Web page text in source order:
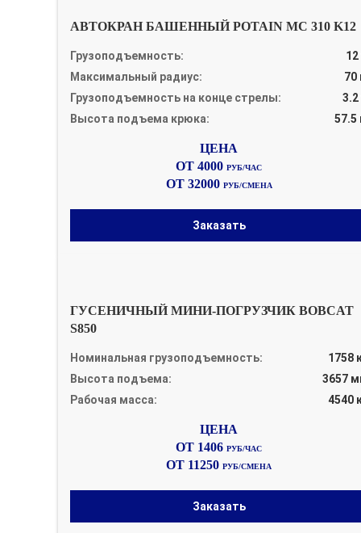
АВТОКРАН БАШЕННЫЙ POTAIN MC 310 K12
Грузоподъемность:
12
Максимальный радиус:
70
Грузоподъемность на конце стрелы:
3.2
Высота подъема крюка:
57.5
ОТ 4000РУБ/ЧАС
ОТ 32000 РУБ/СМЕНА
Заказать
ГУСЕНИЧНЫЙ МИНИ-ПОГРУЗЧИК BOBCAT
S850
Номинальная грузоподъемность:
1758
Высота подъема:
3657
Рабочая масса:
4540
ОТ 1406РУБ/ЧАС
ОТ 11250РУБ/СМЕНА
Заказать